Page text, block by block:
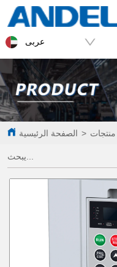
عربى
الصفحة الرئيسية > منتجات